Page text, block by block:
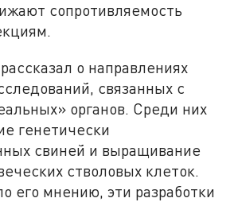
сопротивляемость
о направлениях
связанных с
органов. Среди них
генетически
свиней и выращивание
стволовых клеток.
его мнению, эти разработки